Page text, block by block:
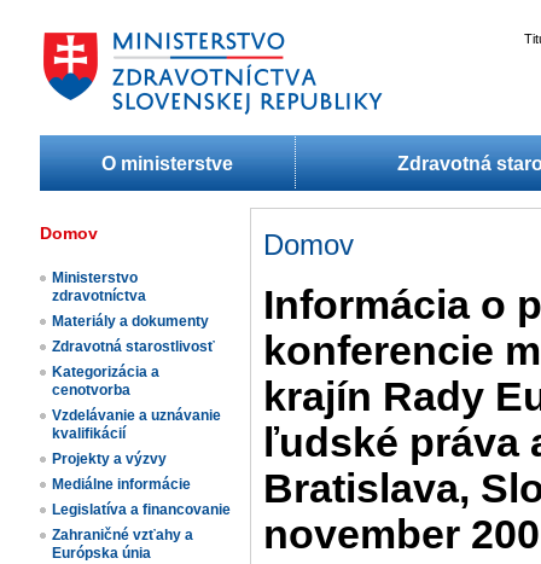
O ministerstve Zdravotná
Domov
Ministerstvo
zdravotníctva
Materiály a dokumenty
Zdravotná starostlivosť
Kategorizácia a
cenotvorba
Vzdelávanie a uznávanie
kvalifikácií
Projekty a výzvy
Mediálne informácie
Legislatíva a financovanie
Zahraničné vzťahy a
Európska únia
Domov
Informácia o
konferencie
krajín Rady
ľudské práva
Bratislava,
november